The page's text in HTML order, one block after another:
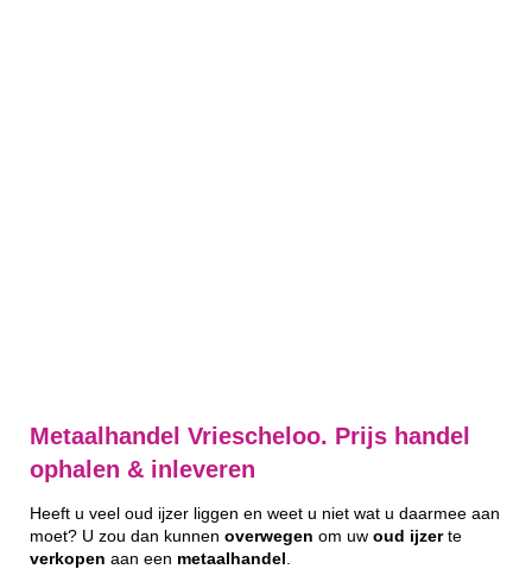
Metaalhandel Vriescheloo. Prijs handel
ophalen & inleveren
Heeft u veel oud ijzer liggen en weet u niet wat u daarmee aan
moet? U zou dan kunnen overwegen om uw oud ijzerte
verkopen aan een metaalhandel